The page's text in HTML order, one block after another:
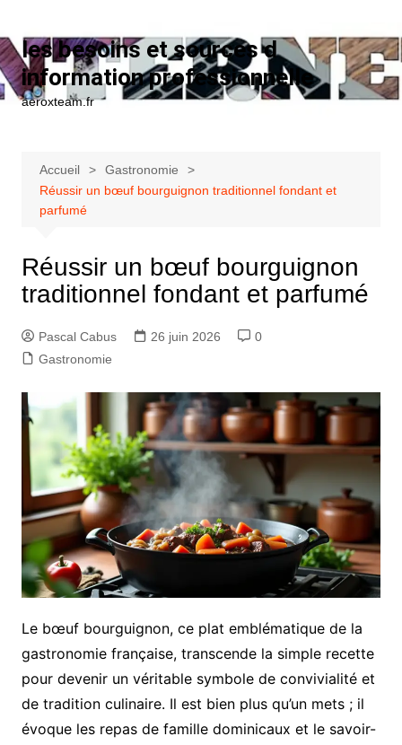
les besoins et sources d
information professionnelle
aeroxteam.fr
Accueil
Gastronomie
Réussir un bœuf bourguignon traditionnel fondant et
parfumé
Réussir un bœuf bourguignon
traditionnel fondant et parfumé
Pascal Cabus 26 juin 2026
0
Gastronomie
Le bœuf bourguignon, ce plat emblématique de la
gastronomie française, transcende la simple recette
pour devenir un véritable symbole de convivialité et
de tradition culinaire. Il est bien plus qu’un mets ; il
évoque les repas de famille dominicaux et le savoir-